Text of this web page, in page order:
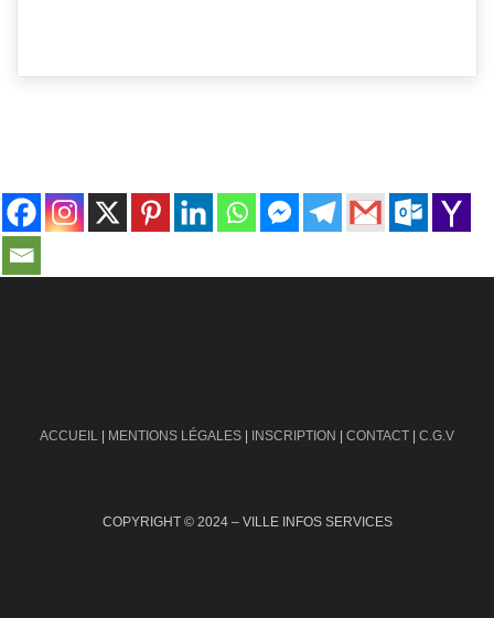
ACCUEIL | MENTIONS LÉGALES | INSCRIPTION | CONTACT | C.G.V
COPYRIGHT © 2024 – VILLE INFOS SERVICES